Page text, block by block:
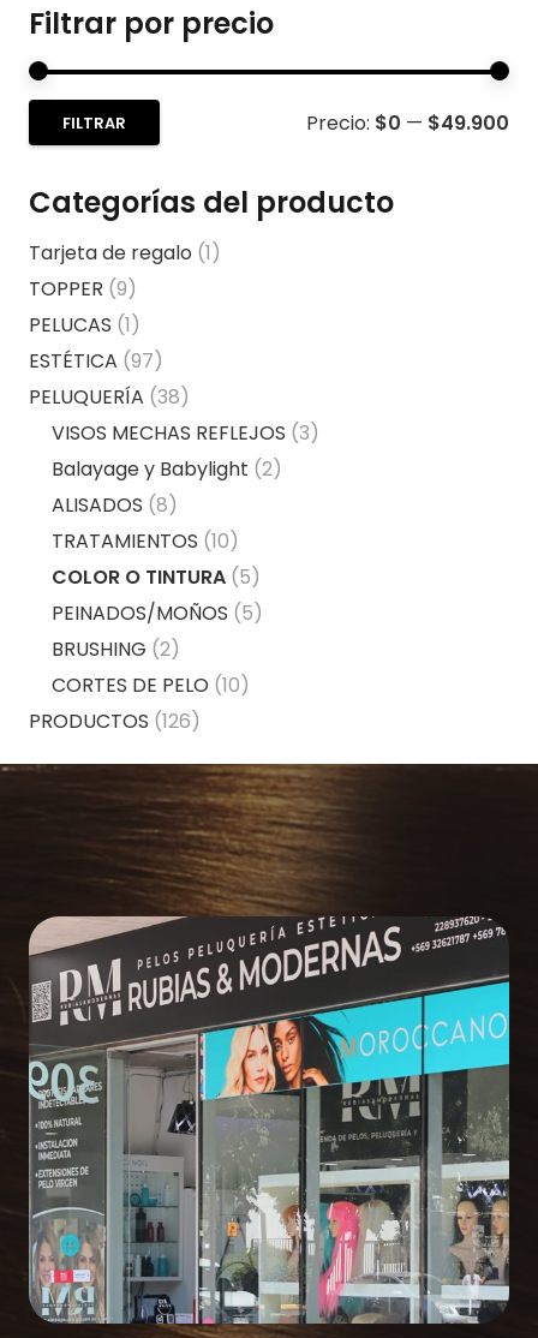
Filtrar por precio
FILTRAR Precio: $0 — $49.900
Categorías del producto
Tarjeta de regalo (1)
TOPPER (9)
PELUCAS (1)
ESTÉTICA (97)
PELUQUERÍA (38)
VISOS MECHAS REFLEJOS (3)
Balayage y Babylight (2)
ALISADOS (8)
TRATAMIENTOS (10)
COLOR O TINTURA (5)
PEINADOS/MOÑOS (5)
BRUSHING (2)
CORTES DE PELO (10)
PRODUCTOS (126)